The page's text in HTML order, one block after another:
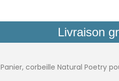
Livraison
Panier, corbeille Natural Poetry